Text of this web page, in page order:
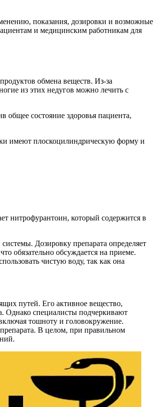
показания, дозировки и возможные
и медицинским работникам для
обмена веществ. Из-за
из этих недугов можно лечить с
состояние здоровья пациента,
имеют плоскоцилиндрическую форму и
нитрофурантоин, который содержится в
Дозировку препарата определяет
обязательно обсуждается на приеме.
чистую воду, так как она
путей. Его активное вещество,
Однако специалисты подчеркивают
тошноту и головокружение.
В целом, при правильном